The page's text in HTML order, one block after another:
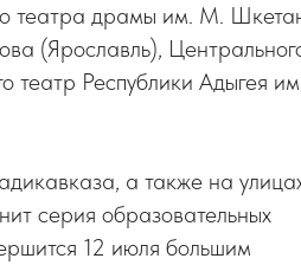
театра драмы им. М.
(Ярославль),
Республики Адыгея
а также на
серия образовательных
12 июля большим